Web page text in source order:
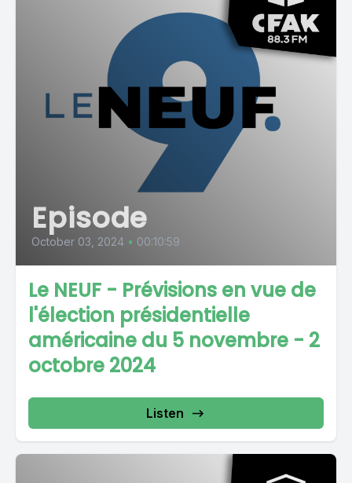
Episode
October 03, 2024 • 00:10:59
Le NEUF - Prévisions en vue de
l'élection présidentielle
américaine du 5 novembre - 2
octobre 2024
Listen